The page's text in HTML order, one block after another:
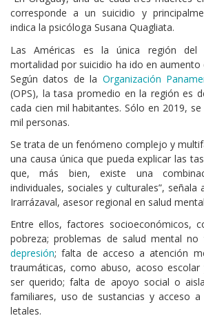
corresponde a un suicidio y
indica la psicóloga Susana Quagliata.
Las Américas es la única región del
mortalidad por suicidio ha ido en aumento
Según datos de la Organización
(OPS), la tasa promedio en la región es
cada cien mil habitantes. Sólo en 2019,
mil personas.
Se trata de un fenómeno complejo y
una causa única que pueda explicar las
que, más bien, existe una
individuales, sociales y culturales”,
Irarrázaval, asesor regional en salud
Entre ellos, factores socioeconómicos,
pobreza; problemas de salud mental
depresión; falta de acceso a atención
traumáticas, como abuso, acoso
ser querido; falta de apoyo social o
familiares, uso de sustancias y acceso
letales.